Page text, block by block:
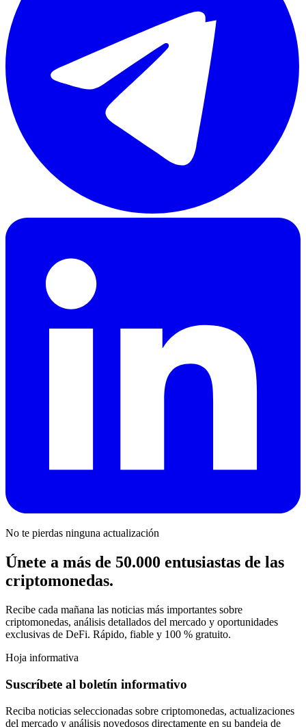
No te pierdas ninguna actualización
Únete a más de 50.000 entusiastas de las
criptomonedas.
Recibe cada mañana las noticias más importantes sobre
criptomonedas, análisis detallados del mercado y oportunidades
exclusivas de DeFi. Rápido, fiable y 100 % gratuito.
Hoja informativa
Suscríbete al boletín informativo
Reciba noticias seleccionadas sobre criptomonedas, actualizaciones
del mercado y análisis novedosos directamente en su bandeja de